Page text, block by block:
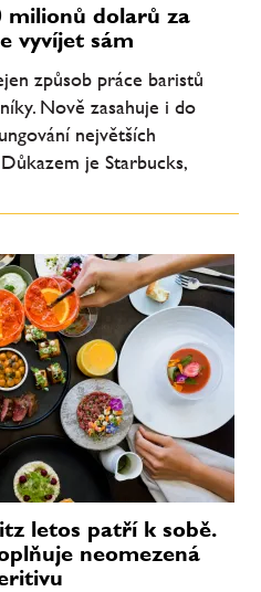
milionů dolarů za
vyvíjet sám
způsob práce baristů
Nově zasahuje i do
největších
je Starbucks,
letos patří k sobě.
neomezená